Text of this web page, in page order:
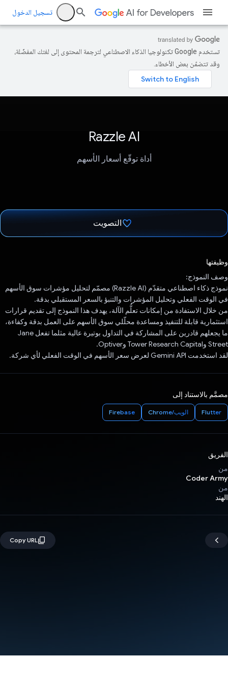
تسجيل الدخول
تستخدم Google تكنولوجيا الذكاء الاصطناعي لترجمة المحتوى إلى لغتك المفضّلة،
وقد تتضمّن بعض الأخطاء.
Razzle AI
أداة توقّع أسعار الأسهم
التصويت
وظيفتها
وصف النموذج:
نموذج ذكاء اصطناعي متقدّم (Razzle AI) مصمّم لتحليل مؤشرات سوق الأسهم
في الوقت الفعلي وتحليل المؤشرات والتنبؤ بالسعر المستقبلي بدقة.
من خلال الاستفادة من إمكانات تعلُّم الآلة، يهدف هذا النموذج إلى تقديم قرارات
استثمارية قابلة للتنفيذ ومساعدة محلّلي سوق الأسهم على العمل بدقة وكفاءة،
ما يجعلهم قادرين على المشاركة في التداول بوتيرة عالية مثلما تفعل Jane
Street وTower Research Capital وOptiver.
لقد استخدمت Gemini API لعرض سعر الأسهم في الوقت الفعلي لأي شركة.
مصمَّم بالاستناد إلى
Flutter الويب/Chrome Firebase
الفريق
من
Coder Army
من
الهند